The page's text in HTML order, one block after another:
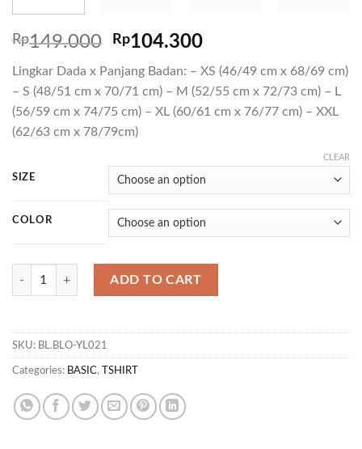
Rp149.000 Rp104.300
Lingkar Dada x Panjang Badan: – XS (46/49 cm x 68/69 cm)
– S (48/51 cm x 70/71 cm) – M (52/55 cm x 72/73 cm) – L
(56/59 cm x 74/75 cm) – XL (60/61 cm x 76/77 cm) – XXL
(62/63 cm x 78/79cm)
SIZE
COLOR
CLEAR
T VORNIC 06 quantity
ADD TO CART
SKU: BL.BLO-YL021
Categories: BASIC, TSHIRT